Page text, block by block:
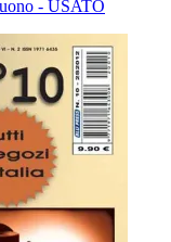
- USATO